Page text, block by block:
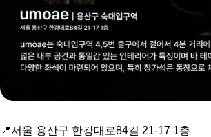
📍서울 용산구 한강대로84길 21-17 1층